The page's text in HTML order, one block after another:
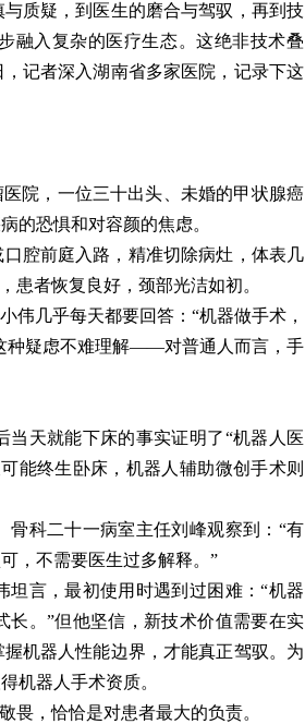
质疑，到医生的磨合与驾驭，再到技
入复杂的医疗生态。这绝非技术叠
记者深入湖南省多家医院，记录下这
院，一位三十出头、未婚的甲状腺癌
的恐惧和对容颜的焦虑。
前庭入路，精准切除病灶，体表几
患者恢复良好，颈部光洁如初。
几乎每天都要回答：“机器做手术，
种疑虑不难理解——对普通人而言，手
天就能下床的事实证明了“机器人医
能终生卧床，机器人辅助微创手术则
科二十一病室主任刘峰观察到：“有
，不需要医生过多解释。”
言，最初使用时遇到过困难：“机器
长。”但他坚信，新技术价值需要在实
机器人性能边界，才能真正驾驭。为
机器人手术资质。
，恰恰是对患者最大的负责。